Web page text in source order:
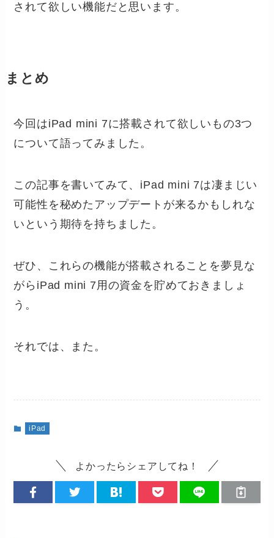
されて欲しい機能だと思います。
まとめ
今回はiPad mini 7に搭載されて欲しいもの3つ
について語ってみました。
この記事を書いてみて、iPad mini 7は凄まじい
可能性を秘めたアップデートが来るかもしれな
いという期待を持ちました。
ぜひ、これらの機能が搭載されることを夢見な
がらiPad mini 7用の資金を貯めておきましょ
う。
それでは、また。
iPad
よかったらシェアしてね！